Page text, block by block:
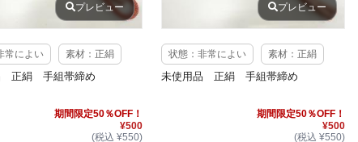
プレビュー
常によい 素材：正絹
正絹 手組帯締め
期間限定50％OFF！
¥500
(税込 ¥550)
プレビュー
状態：非常によい 素材：正絹
未使用品 正絹 手組帯締め
期間限定50％OFF！
¥500
(税込 ¥550)